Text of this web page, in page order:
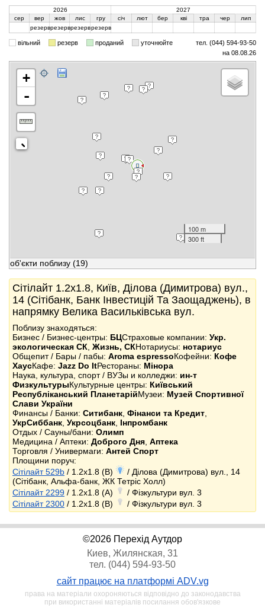
2026
2027
сер
вер жов лис гру січ лют бер кві тра чер
лип
резерврезерврезерврезерв
вільний резерв проданий уточнюйте
тел. (044) 594-93-50
на 08.08.26
+
-
100 m
300 ft
об'єкти поблизу (19)
Сітілайт 1.2x1.8, Київ, Ділова (Димитрова) вул.,
14 (Сітібанк, Банк Інвестицій Та Заощаджень), в
напрямку Велика Васильківська вул.
Поблизу знаходяться:
Бизнес / Бизнес-центры: БЦСтраховые компании: Укр.
экологическая СК Жизнь, СКНотариусы: нотариус
Общепит / Бары / пабы: Aroma espressoКофейни: Кофе
ХаусКафе: Jazz Do ItРестораны: Мінора
Наука, культура, спорт / ВУЗы и колледжи: ин-т
ФизкультурыКультурные центры: Київський
Республіканський ПланетарійМузеи: Музей Спортивної
Слави України
Финансы / Банки: Ситибанк Фінанси та Кредит
УкрСиббанк Укрсоцбанк Інпромбанк
Отдых / Сауны/бани: Олимп
Медицина / Аптеки: Доброго Дня Аптека
Торговля / Универмаги: Антей Спорт
Площини поруч:
Сітілайт 529b / 1.2x1.8 (B)
/ Ділова (Димитрова) вул., 14
(Сітібанк, Альфа-банк, ЖК Тетріс Холл)
Сітілайт 2299 / 1.2x1.8 (A)
/ Фізкультури вул. 3
Сітілайт 2300 / 1.2x1.8 (B) / Фізкультури вул. 3
©2026 Перехід Аутдор
Киев, Жилянская, 31
тел. (044) 594-93-50
сайт працює на платформі ADV.vg
права на матеріали охороняються відповідно до законодавства
при використанні матеріалів посилання обов'язкове